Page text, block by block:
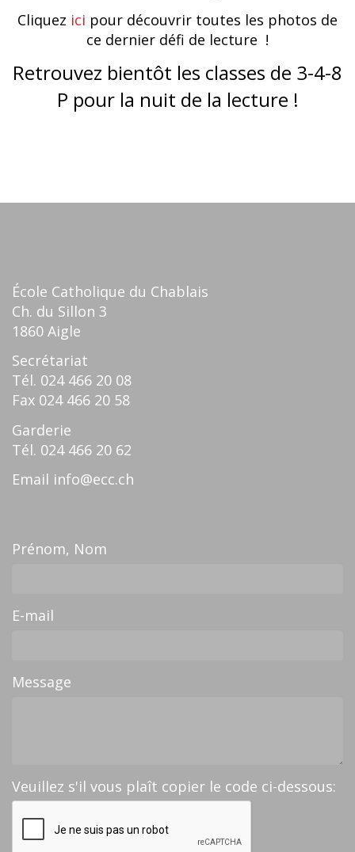
Cliquez ici pour découvrir toutes les photos de
ce dernier défi de lecture !
Retrouvez bientôt les classes de 3-4-8
P pour la nuit de la lecture !
École Catholique du Chablais
Ch. du Sillon 3
1860 Aigle
Secrétariat
Tél. 024 466 20 08
Fax 024 466 20 58
Garderie
Tél. 024 466 20 62
Email info@ecc.ch
Prénom, Nom
E-mail
Message
Veuillez s'il vous plaît copier le code ci-dessous: